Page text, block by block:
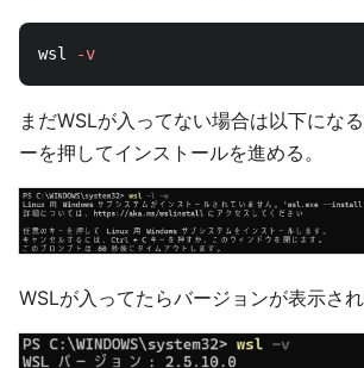
wsl -v
まだWSLが入ってない場合は以下にな
ーを押してインストールを進める。
WSLが入ってたらバージョンが表示され